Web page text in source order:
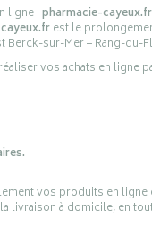
ligne :pharmacie-cayeux.fr
est le
Berck-sur-Mer – Rang-du-
vos achats en ligne
vos produits en
livraison à domicile, en